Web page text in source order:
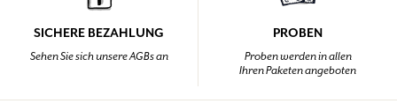
SICHERE BEZAHLUNG
Sehen Sie sich unsere AGBs an
PROBEN
Proben werden in allen
Ihren Paketen angeboten